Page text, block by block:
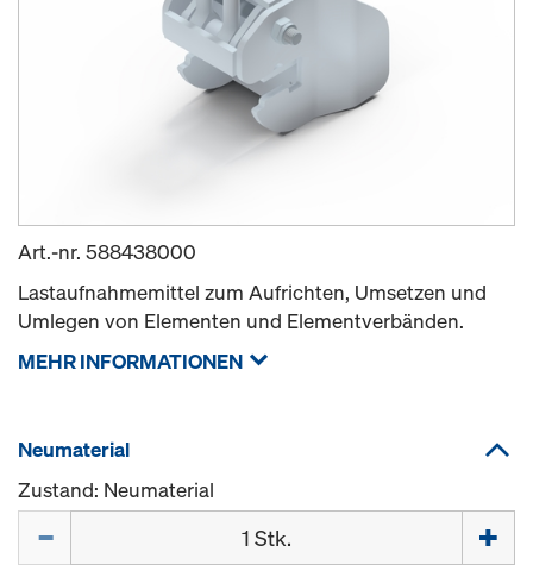
Art.-nr. 588438000
Lastaufnahmemittel zum Aufrichten, Umsetzen und
Umlegen von Elementen und Elementverbänden.
MEHR INFORMATIONEN
Neumaterial
Zustand: Neumaterial